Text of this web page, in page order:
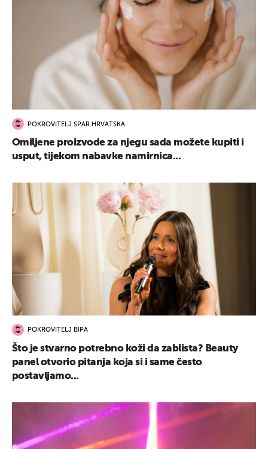
POKROVITELJ SPAR HRVATSKA
Omiljene proizvode za njegu sada možete kupiti i
usput, tijekom nabavke namirnica...
POKROVITELJ BIPA
Što je stvarno potrebno koži da zablista? Beauty
panel otvorio pitanja koja si i same često
postavljamo...